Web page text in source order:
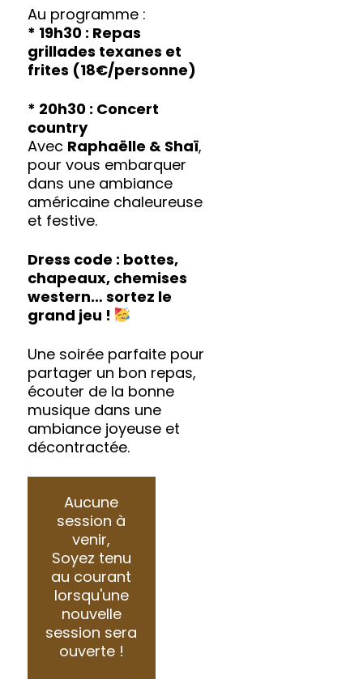
Au programme :
* 19h30 : Repas
grillades texanes et
frites (18€/personne)
* 20h30 : Concert
country
Avec Raphaëlle & Shaï,
pour vous embarquer
dans une ambiance
américaine chaleureuse
et festive.
Dress code : bottes,
chapeaux, chemises
western… sortez le
grand jeu !
Une soirée parfaite pour
partager un bon repas,
écouter de la bonne
musique dans une
ambiance joyeuse et
décontractée.
Aucune
session à
venir,
Soyez tenu
au courant
lorsqu'une
nouvelle
session sera
ouverte !